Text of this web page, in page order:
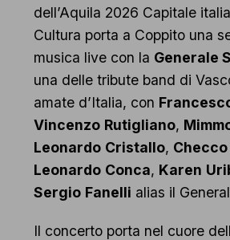
dell’Aquila 2026 Capitale
Cultura porta a Coppito una
musica live con la Generale
una delle tribute band di
amate d’Italia, con
Vincenzo Rutigliano,
Leonardo Cristallo, Checco
Leonardo Conca, Karen
Sergio Fanelli alias il
Il concerto porta nel cuore